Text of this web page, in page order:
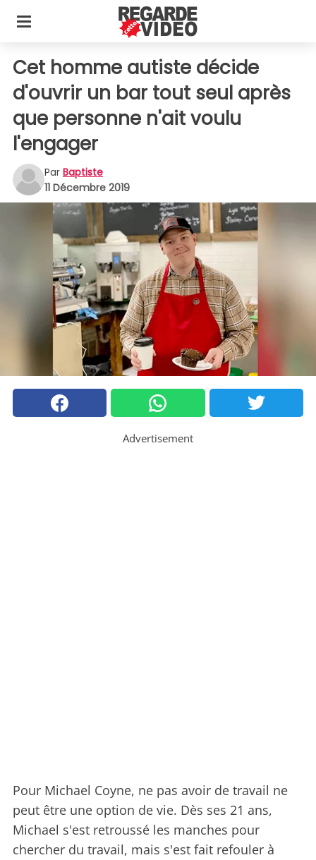
Cet homme autiste décide
d'ouvrir un bar tout seul après
que personne n'ait voulu
l'engager
Par Baptiste
11 Décembre 2019
Advertisement
Pour Michael Coyne, ne pas avoir de travail ne
peut être une option de vie. Dès ses 21 ans,
Michael s'est retroussé les manches pour
chercher du travail, mais s'est fait refouler à